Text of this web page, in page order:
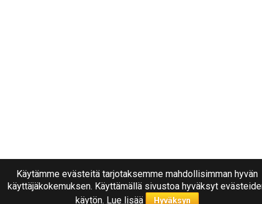
Käytämme evästeitä tarjotaksemme mahdollisimman hyvän
käyttäjäkokemuksen. Käyttämällä sivustoa hyväksyt
käytön. Lue lisää Hyväksyn